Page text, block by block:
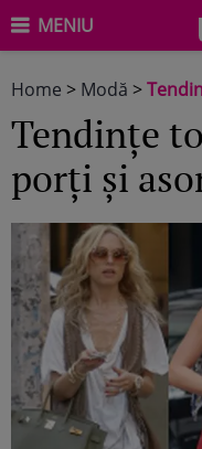
MENIU
Home > Modă >
Tendinţe
porţi şi